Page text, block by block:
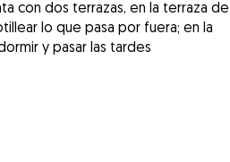
con dos terrazas, en la terraza de
lo que pasa por fuera; en la
y pasar las tardes